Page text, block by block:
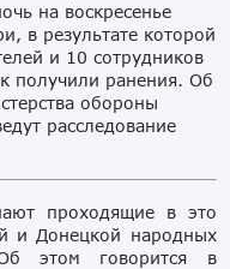
на воскресенье
в результате которой
и 10 сотрудников
получили ранения. Об
обороны
расследование
проходящие в это
и Донецкой народных
этом говорится в